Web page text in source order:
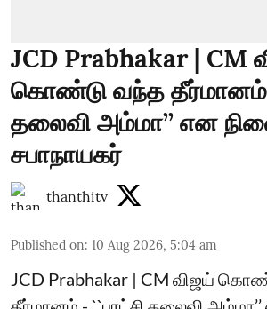
JCD Prabhakar | CM
கொண்டு வந்த தீர்மானம் -
தலைவி அம்மா’’ என
சபாநாயகர்
thanthitv
Published on: 10 Aug 2026, 5:04 am
JCD Prabhakar | CM விஜய்